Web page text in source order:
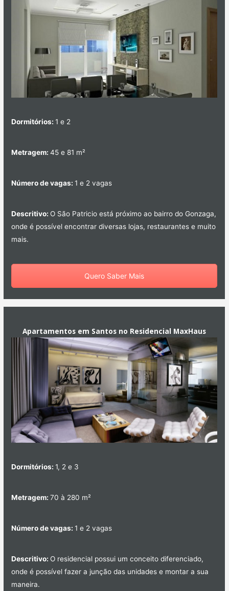
Dormitórios: 1 e 2
Metragem: 45 e 81 m²
Número de vagas: 1 e 2 vagas
Descritivo: O São Patricio está próximo ao bairro do Gonzaga,
onde é possível encontrar diversas lojas, restaurantes e muito
mais.
Quero Saber Mais
Apartamentos em Santos no Residencial MaxHaus
Dormitórios: 1, 2 e 3
Metragem: 70 à 280 m²
Número de vagas: 1 e 2 vagas
Descritivo: O residencial possui um conceito diferenciado,
onde é possível fazer a junção das unidades e montar a sua
maneira.